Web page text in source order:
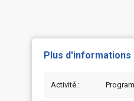
Plus d'informations
Activité :